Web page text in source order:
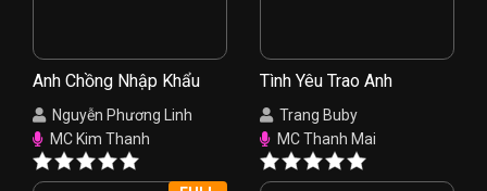
Anh Chồng Nhập Khẩu
Nguyễn Phương Linh
MC Kim Thanh
Tình Yêu Trao Anh
Trang Buby
MC Thanh Mai